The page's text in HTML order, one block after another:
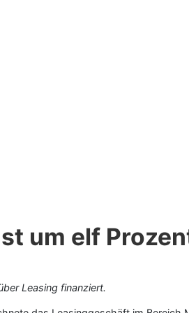
um elf
Leasing finanziert.